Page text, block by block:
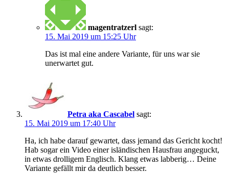
magentratzerl sagt:
15. Mai 2019 um 15:25 Uhr
Das ist mal eine andere Variante, für uns war sie
unerwartet gut.
Petra aka Cascabel sagt:
15. Mai 2019 um 17:40 Uhr
Ha, ich habe darauf gewartet, dass jemand das Gericht kocht!
Hab sogar ein Video einer isländischen Hausfrau angeguckt,
in etwas drolligem Englisch. Klang etwas labberig… Deine
Variante gefällt mir da deutlich besser.